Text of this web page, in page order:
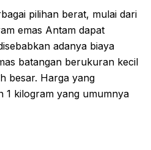
pilihan berat, mulai dari
emas Antam dapat
adanya biaya
batangan berukuran kecil
besar. Harga yang
1 kilogram yang umumnya